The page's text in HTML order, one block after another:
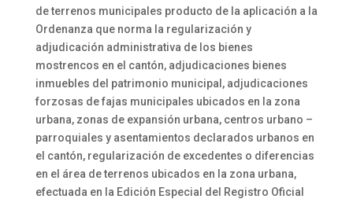
de terrenos municipales producto de la aplicación a la
Ordenanza que norma la regularización y
adjudicación administrativa de los bienes
mostrencos en el cantón, adjudicaciones bienes
inmuebles del patrimonio municipal, adjudicaciones
forzosas de fajas municipales ubicados en la zona
urbana, zonas de expansión urbana, centros urbano –
parroquiales y asentamientos declarados urbanos en
el cantón, regularización de excedentes o diferencias
en el área de terrenos ubicados en la zona urbana,
efectuada en la Edición Especial del Registro Oficial